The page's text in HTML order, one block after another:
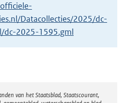
Datacollecties/2025/dc-
2025-1595.gml
van het Staatsblad, Staatscourant,